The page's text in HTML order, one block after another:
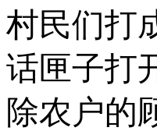
村民们打
话匣子打
除农户的